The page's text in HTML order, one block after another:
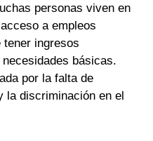
personas viven en
a empleos
ingresos
básicas.
por la falta de
la discriminación en el